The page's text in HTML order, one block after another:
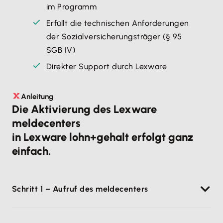
im Programm
Erfüllt die technischen Anforderungen
der Sozialversicherungsträger (§ 95
SGB IV)
Direkter Support durch Lexware
Anleitung
Die Aktivierung des Lexware
meldecenters
in Lexware lohn+gehalt erfolgt ganz
einfach.
Schritt 1 – Aufruf des meldecenters